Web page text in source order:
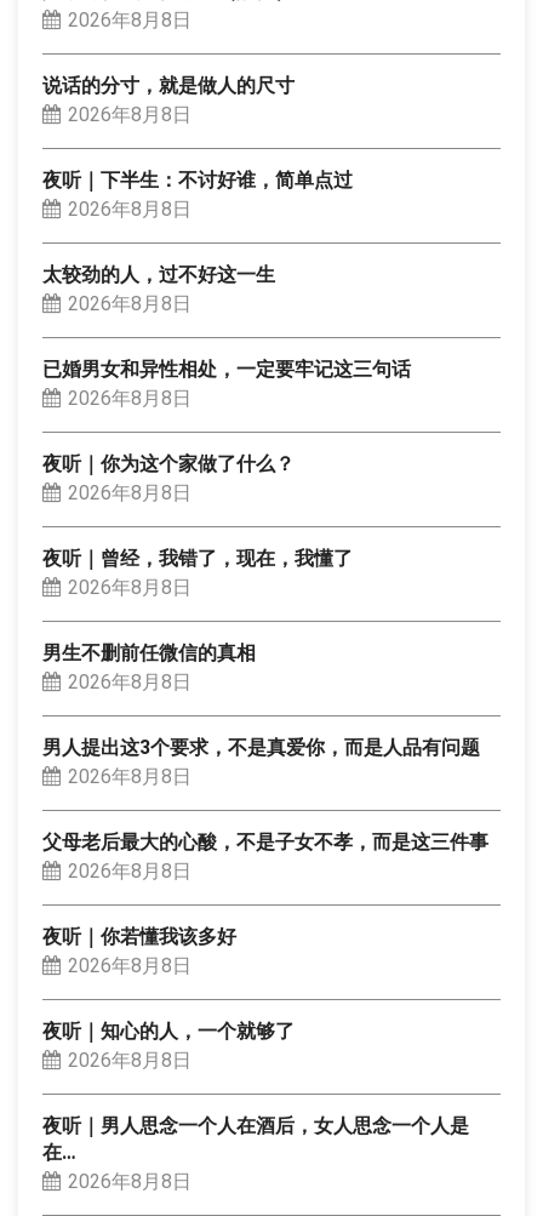
2026年8月8日
说话的分寸，就是做人的尺寸
2026年8月8日
夜听｜下半生：不讨好谁，简单点过
2026年8月8日
太较劲的人，过不好这一生
2026年8月8日
已婚男女和异性相处，一定要牢记这三句话
2026年8月8日
夜听｜你为这个家做了什么？
2026年8月8日
夜听｜曾经，我错了，现在，我懂了
2026年8月8日
男生不删前任微信的真相
2026年8月8日
男人提出这3个要求，不是真爱你，而是人品有问题
2026年8月8日
父母老后最大的心酸，不是子女不孝，而是这三件事
2026年8月8日
夜听｜你若懂我该多好
2026年8月8日
夜听｜知心的人，一个就够了
2026年8月8日
夜听｜男人思念一个人在酒后，女人思念一个人是
在…
2026年8月8日